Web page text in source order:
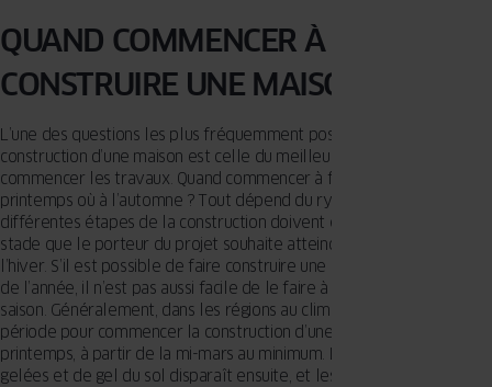
QUAND COMMENCER À FAIRE
CONSTRUIRE UNE MAISON ?
L’une des questions les plus fréquemment posées concernant la
construction d’une maison est celle du meilleur moment pour
commencer les travaux. Quand commencer à faire construire – au
printemps où à l’automne ? Tout dépend du rythme auquel les
différentes étapes de la construction doivent être réalisées et du
stade que le porteur du projet souhaite atteindre avant l’arrivée de
l’hiver. S’il est possible de faire construire une maison tout au long
de l’année, il n’est pas aussi facile de le faire à n’importe quelle
saison. Généralement, dans les régions au climat tempéré, la bonne
période pour commencer la construction d’une maison est le
printemps, à partir de la mi-mars au minimum. Le risque de fortes
gelées et de gel du sol disparaît ensuite, et les jours rallongent. En